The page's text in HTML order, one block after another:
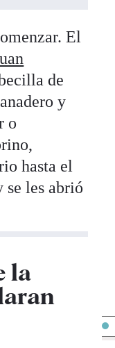
El
de
y
o
hasta el
les abrió
la